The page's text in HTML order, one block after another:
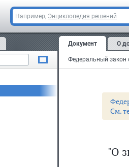
Например, Энциклопедия решений
Документ О
См.
"О